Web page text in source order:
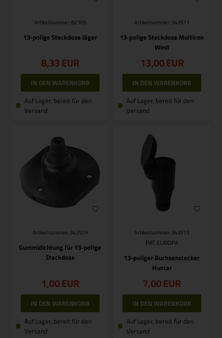
Artikelnummer: 82105
13-polige Steckdose Jäger
8,33EUR
Auf Lager, bereit für den
Versand
Artikelnummer: 343511
13-polige Steckdose Multicon
West
13,00EUR
Auf Lager, bereit für den
Versand
Artikelnummer: 343529
Gummidichtung für 13-polige
Steckdose
1,00EUR
Auf Lager, bereit für den
Versand
Artikelnummer: 343513
PAT EUROPA
13-poliger Buchsenstecker
Hunter
7,00EUR
Auf Lager, bereit für den
Versand